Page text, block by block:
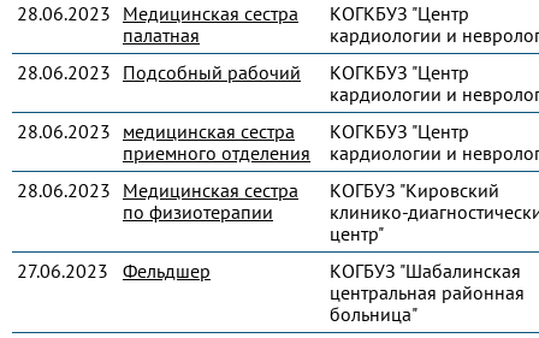
28.06.2023 Медицинская сестра
палатная
КОГКБУЗ "Центр
кардиологии и
28.06.2023 Подсобный рабочий
КОГКБУЗ "Центр
кардиологии и
28.06.2023 медицинская сестра
приемного отделения
КОГКБУЗ "Центр
кардиологии и
28.06.2023 Медицинская сестра
по физиотерапии
КОГБУЗ "Кировский
клинико-
центр"
27.06.2023
Фельдшер
КОГБУЗ "Шабалинская
центральная районная
больница"